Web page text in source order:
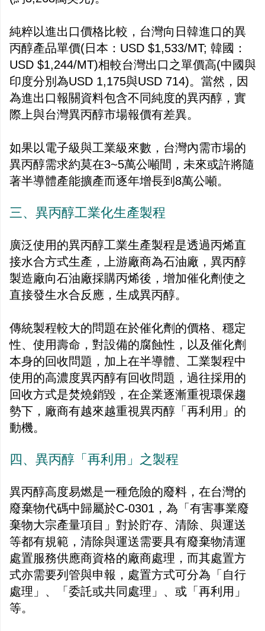
純粹以進出口價格比較，台灣向日韓進口的異
丙醇產品單價(日本：USD $1,533/MT; 韓國：
USD $1,244/MT)相較台灣出口之單價高(中國與
印度分別為USD 1,175與USD 714)。當然，因
為進出口報關資料包含不同純度的異丙醇，實
際上與台灣異丙醇市場報價有差異。
如果以電子級與工業級來數，台灣內需市場的
異丙醇需求約莫在3~5萬公噸間，未來或許將隨
著半導體產能擴產而逐年增長到8萬公噸。
三、異丙醇工業化生產製程
廣泛使用的異丙醇工業生產製程是透過丙烯直
接水合方式生產，上游廠商為石油廠，異丙醇
製造廠向石油廠採購丙烯後，增加催化劑使之
直接發生水合反應，生成異丙醇。
傳統製程較大的問題在於催化劑的價格、穩定
性、使用壽命，對設備的腐蝕性，以及催化劑
本身的回收問題，加上在半導體、工業製程中
使用的高濃度異丙醇有回收問題，過往採用的
回收方式是焚燒銷毀，在企業逐漸重視環保趨
勢下，廠商有越來越重視異丙醇「再利用」的
動機。
四、異丙醇「再利用」之製程
異丙醇高度易燃是一種危險的廢料，在台灣的
廢棄物代碼中歸屬於C-0301，為「有害事業廢
棄物大宗產量項目」對於貯存、清除、與運送
等都有規範，清除與運送需要具有廢棄物清運
處置服務供應商資格的廠商處理，而其處置方
式亦需要列管與申報，處置方式可分為「自行
處理」、「委託或共同處理」、或「再利用」
等。